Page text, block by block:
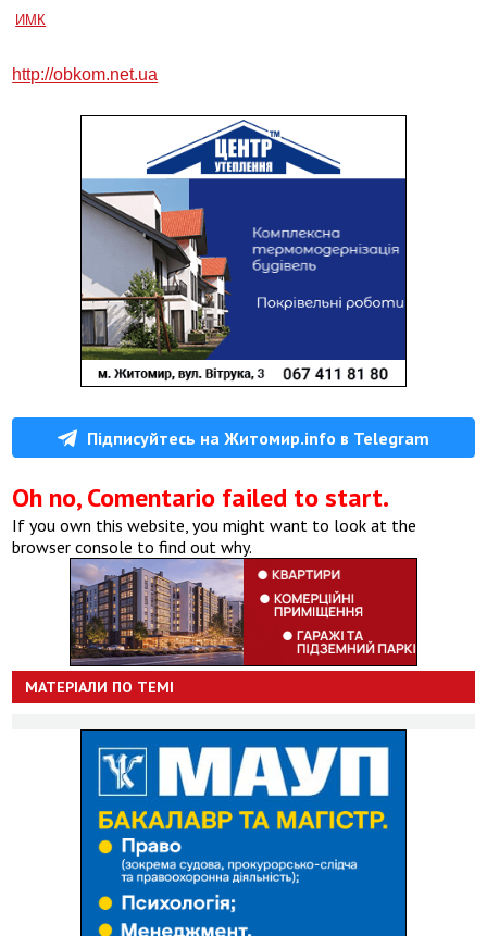
ИМК
http://obkom.net.ua
Підписуйтесь на Житомир.info в Telegram
Oh no, Comentario failed to start.
If you own this website, you might want to look at the
browser console to find out why.
МАТЕРІАЛИ ПО ТЕМІ